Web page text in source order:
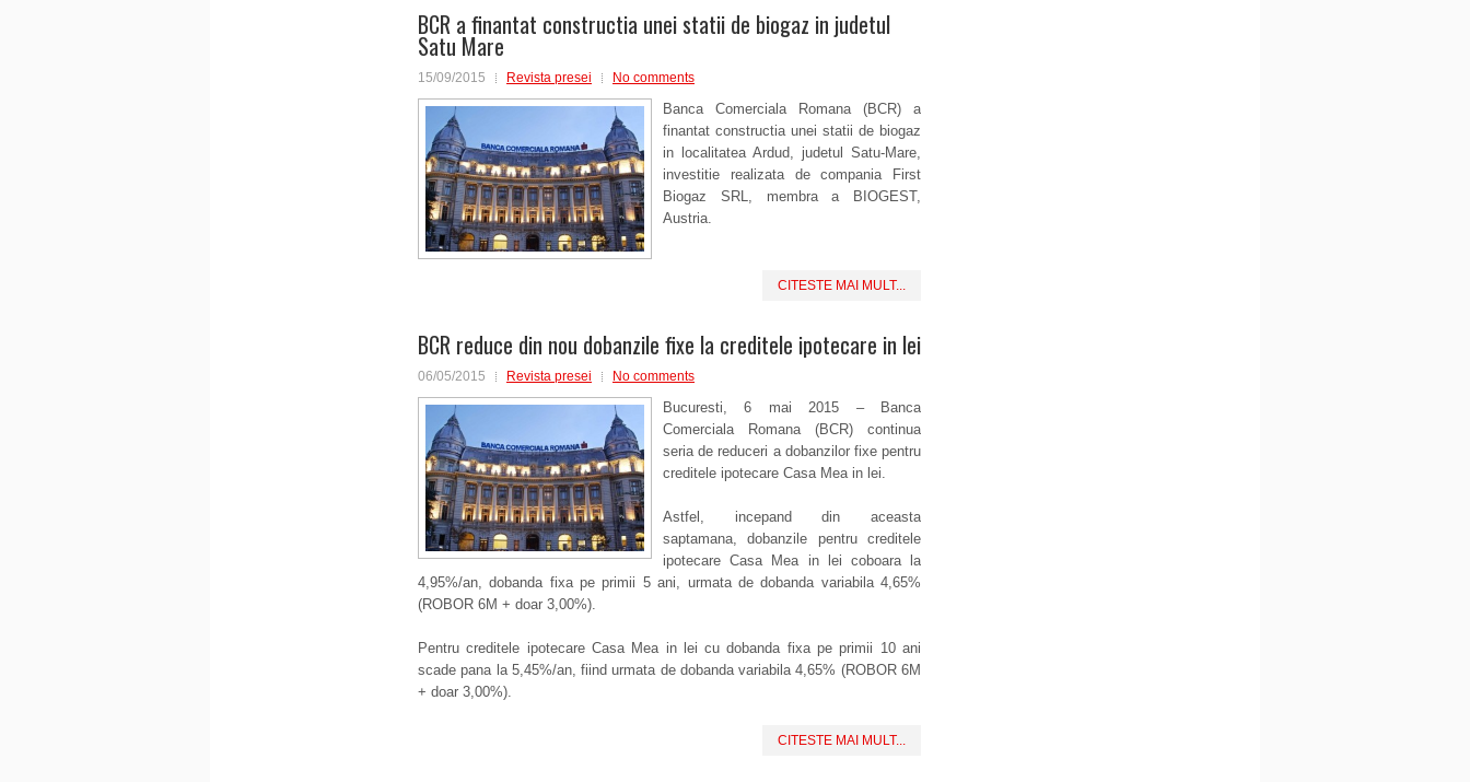
BCR a finantat constructia unei statii de biogaz in judetul
Satu Mare
15/09/2015 Revista presei No comments
Banca Comerciala Romana (BCR) a
finantat constructia unei statii de biogaz
in localitatea Ardud, judetul Satu-Mare,
investitie realizata de compania First
Biogaz SRL, membra a BIOGEST,
Austria.
CITESTE MAI MULT...
BCR reduce din nou dobanzile fixe la creditele ipotecare in lei
06/05/2015 Revista presei No comments
Bucuresti, 6 mai 2015 – Banca
Comerciala Romana (BCR) continua
seria de reduceri a dobanzilor fixe pentru
creditele ipotecare Casa Mea in lei.
Astfel, incepand din aceasta
saptamana, dobanzile pentru creditele
ipotecare Casa Mea in lei coboara la
4,95%/an, dobanda fixa pe primii 5 ani, urmata de dobanda variabila 4,65%
(ROBOR 6M + doar 3,00%).
Pentru creditele ipotecare Casa Mea in lei cu dobanda fixa pe primii 10 ani
scade pana la 5,45%/an, fiind urmata de dobanda variabila 4,65% (ROBOR 6M
+ doar 3,00%).
CITESTE MAI MULT...